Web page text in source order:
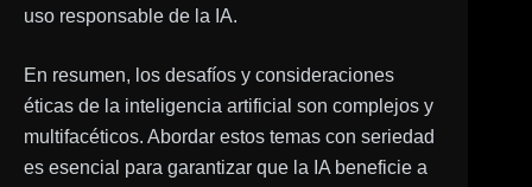
uso responsable de la IA.
En resumen, los desafíos y consideraciones
éticas de la inteligencia artificial son complejos y
multifacéticos. Abordar estos temas con seriedad
es esencial para garantizar que la IA beneficie a